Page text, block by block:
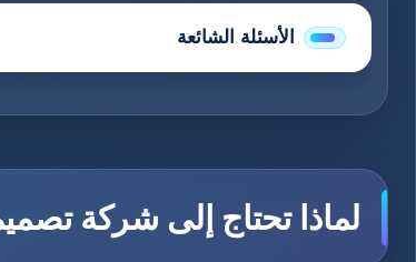
الأسئلة الشائعة
لماذا تحتاج إلى شركة